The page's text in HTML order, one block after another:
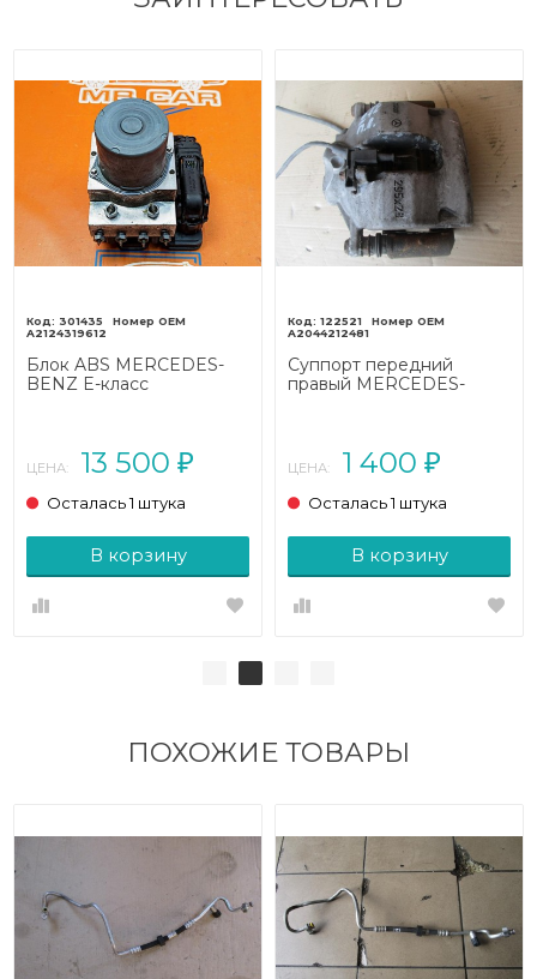
301435
A2124319612
Блок ABS MERCEDES-
BENZ E-класс
ЦЕНА: 13 500 ₽
Осталась 1 штука
В корзину
122521
A2044212481
Суппорт передний
правый MERCEDES-
ЦЕНА: 1 400 ₽
Осталась 1 штука
В корзину
ПОХОЖИЕ ТОВАРЫ